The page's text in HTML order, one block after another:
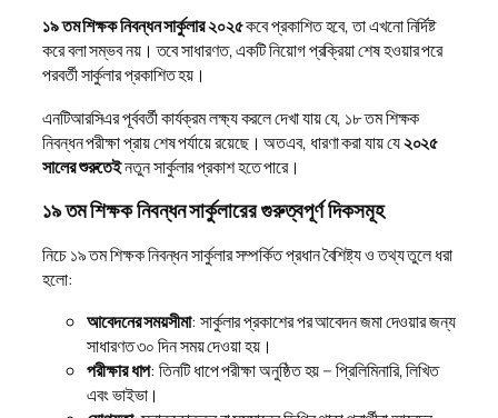
১৯ তম শিক্ষক নিবন্ধন সার্কুলার ২০২৫কবে প্রকাশিত হবে, তা এখনো নির্দিষ্ট
করে বলা সম্ভব নয়। তবে সাধারণত, একটি নিয়োগ প্রক্রিয়া শেষ হওয়ার পরে
পরবর্তী সার্কুলার প্রকাশিত হয়।
এনটিআরসিএর পূর্ববর্তী কার্যক্রম লক্ষ্য করলে দেখা যায় যে, ১৮ তম শিক্ষক
নিবন্ধন পরীক্ষা প্রায় শেষ পর্যায়ে রয়েছে। অতএব, ধারণা করা যায় যে২০২৫
সালের শুরুতেইনতুন সার্কুলার প্রকাশ হতে পারে।
১৯ তম শিক্ষক নিবন্ধন সার্কুলারের গুরুত্বপূর্ণ দিকসমূহ
নিচে ১৯ তম শিক্ষক নিবন্ধন সার্কুলার সম্পর্কিত প্রধান বৈশিষ্ট্য ও তথ্য তুলে ধরা
হলো:
আবেদনের সময়সীমা: সার্কুলার প্রকাশের পর আবেদন জমা দেওয়ার জন্য
সাধারণত ৩০ দিন সময় দেওয়া হয়।
পরীক্ষার ধাপ: তিনটি ধাপে পরীক্ষা অনুষ্ঠিত হয় – প্রিলিমিনারি, লিখিত
এবং ভাইভা।